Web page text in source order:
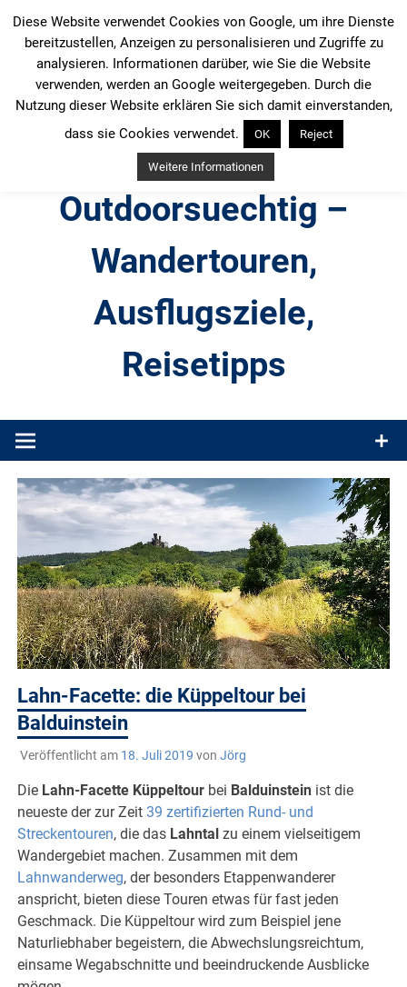
Inhalt
springen
Outdoorsuechtig –
Wandertouren,
Ausflugsziele,
Reisetipps
Produkttests und Buchrezensionen. Ein Blog für alle, die gern
Lahn-Facette: die Küppeltour bei
Balduinstein
Veröffentlicht am 18. Juli 2019 von Jörg
Die Lahn-Facette Küppeltour bei Balduinstein ist die
neueste der zur Zeit39 zertifizierten Rund- und
Streckentouren, die das Lahntal zu einem vielseitigem
Wandergebiet machen. Zusammen mit dem
Lahnwanderweg, der besonders Etappenwanderer
anspricht, bieten diese Touren etwas für fast jeden
Geschmack. Die Küppeltour wird zum Beispiel jene
Naturliebhaber begeistern, die Abwechslungsreichtum,
einsame Wegabschnitte und beeindruckende Ausblicke
Diese Website verwendet Cookies von Google, um ihre Dienste
bereitzustellen, Anzeigen zu personalisieren und Zugriffe zu
analysieren. Informationen darüber, wie Sie die Website
verwenden, werden an Google weitergegeben. Durch die
Nutzung dieser Website erklären Sie sich damit einverstanden,
dass sie Cookies verwendet.
OK Reject
Weitere Informationen